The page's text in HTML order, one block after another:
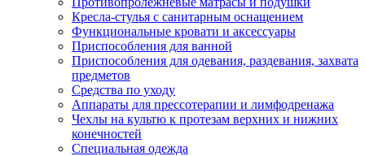
Кресла-стулья с санитарным оснащением
Функциональные кровати и аксессуары
Приспособления для ванной
Приспособления для одевания, раздевания, захвата
предметов
Средства по уходу
Аппараты для прессотерапии и лимфодренажа
Чехлы на культю к протезам верхних и нижних
конечностей
Специальная одежда